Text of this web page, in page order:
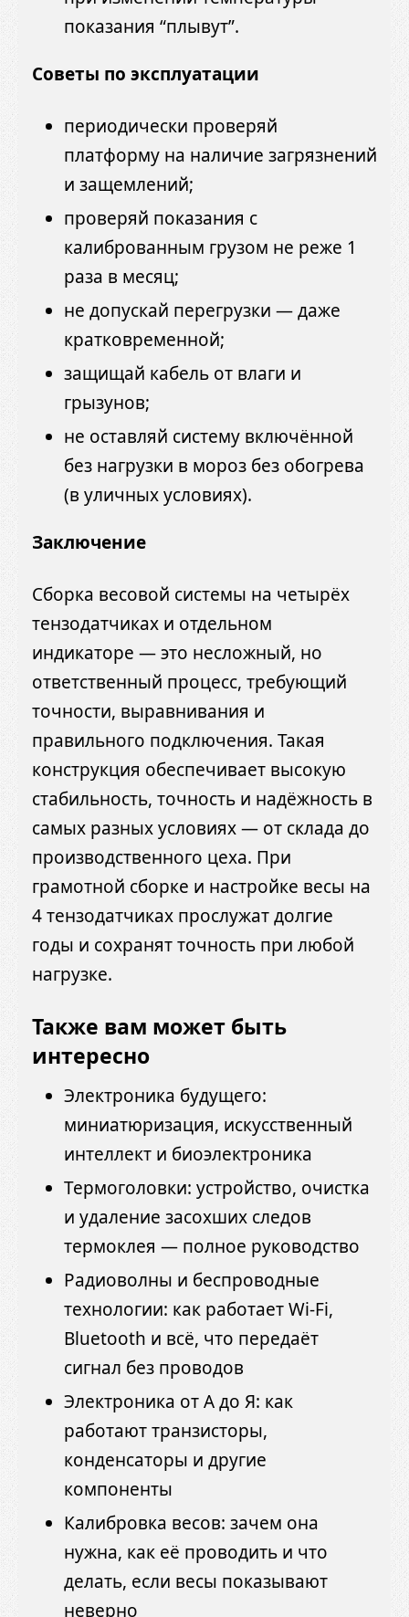
показания “плывут”.
Советы по эксплуатации
периодически проверяй
платформу на наличие загрязнений
и защемлений;
проверяй показания с
калиброванным грузом не реже 1
раза в месяц;
не допускай перегрузки — даже
кратковременной;
защищай кабель от влаги и
грызунов;
не оставляй систему включённой
без нагрузки в мороз без обогрева
(в уличных условиях).
Заключение
Сборка весовой системы на четырёх
тензодатчиках и отдельном
индикаторе — это несложный, но
ответственный процесс, требующий
точности, выравнивания и
правильного подключения. Такая
конструкция обеспечивает высокую
стабильность, точность и надёжность в
самых разных условиях — от склада до
производственного цеха. При
грамотной сборке и настройке весы на
4 тензодатчиках прослужат долгие
годы и сохранят точность при любой
нагрузке.
Также вам может быть
интересно
Электроника будущего:
миниатюризация, искусственный
интеллект и биоэлектроника
Термоголовки: устройство, очистка
и удаление засохших следов
термоклея — полное руководство
Радиоволны и беспроводные
технологии: как работает Wi-Fi,
Bluetooth и всё, что передаёт
сигнал без проводов
Электроника от А до Я: как
работают транзисторы,
конденсаторы и другие
компоненты
Калибровка весов: зачем она
нужна, как её проводить и что
делать, если весы показывают
неверно